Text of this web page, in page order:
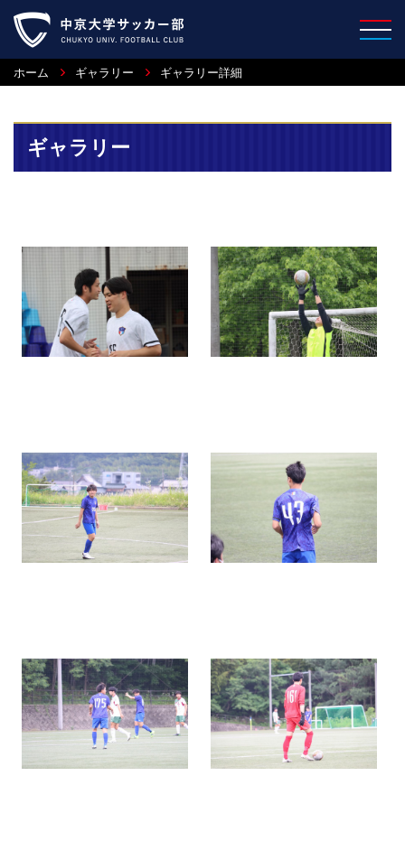
ホーム ギャラリー ギャラリー詳細
ギャラリー